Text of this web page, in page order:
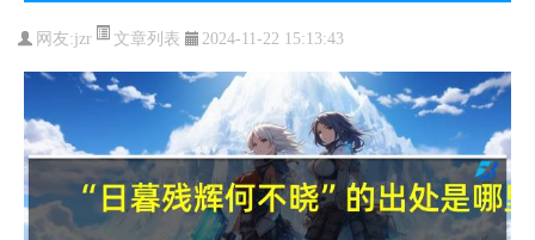
网友:jzr 文章列表 2024-11-22 15:13:43